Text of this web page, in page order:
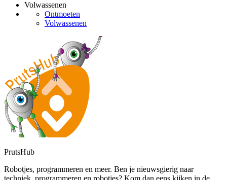
Volwassenen
Ontmoeten
Volwassenen
PrutsHub
Robotjes, programmeren en meer. Ben je nieuwsgierig naar
techniek, programmeren en robotjes? Kom dan eens kijken in de